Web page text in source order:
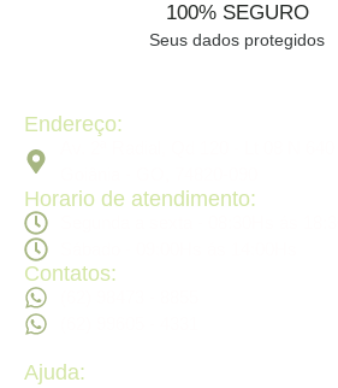
100% SEGURO
Seus dados protegidos
Endereço:
Horario de atendimento:
Contatos:
Ajuda: